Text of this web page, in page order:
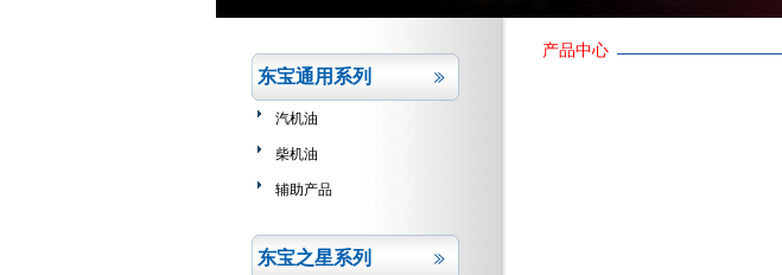
东宝通用系列
汽机油
柴机油
辅助产品
东宝之星系列
产品中心